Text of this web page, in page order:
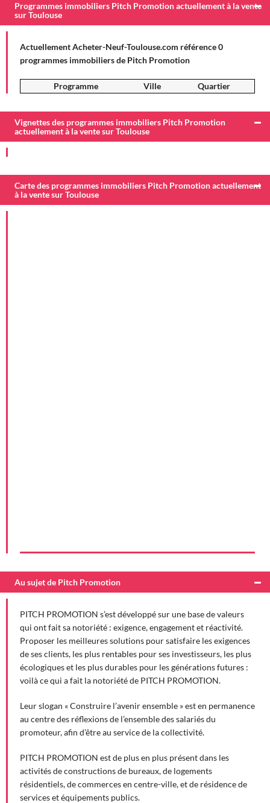
Programmes immobiliers Pitch Promotion actuellement à la vente
sur Toulouse
Actuellement Acheter-Neuf-Toulouse.com référence 0
programmes immobiliers de Pitch Promotion
Programme Ville Quartier
Vignettes des programmes immobiliers Pitch Promotion
actuellement à la vente sur Toulouse
Carte des programmes immobiliers Pitch Promotion actuellement
à la vente sur Toulouse
Au sujet de Pitch Promotion
PITCH PROMOTION s’est développé sur une base de valeurs
qui ont fait sa notoriété : exigence, engagement et réactivité.
Proposer les meilleures solutions pour satisfaire les exigences
de ses clients, les plus rentables pour ses investisseurs, les plus
écologiques et les plus durables pour les générations futures :
voilà ce qui a fait la notoriété de PITCH PROMOTION.
Leur slogan « Construire l’avenir ensemble » est en permanence
au centre des réflexions de l’ensemble des salariés du
promoteur, afin d’être au service de la collectivité.
PITCH PROMOTION est de plus en plus présent dans les
activités de constructions de bureaux, de logements
résidentiels, de commerces en centre-ville, et de résidence de
services et équipements publics.